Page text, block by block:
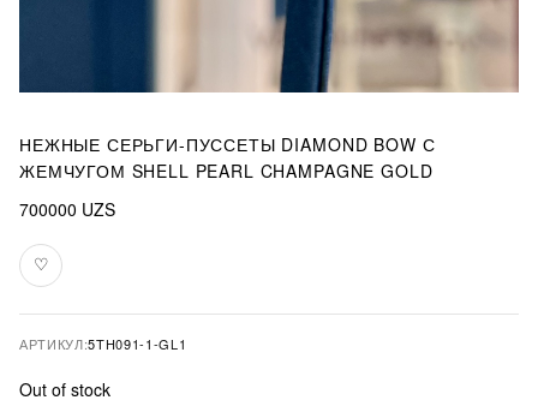
НЕЖНЫЕ СЕРЬГИ-ПУССЕТЫ DIAMOND BOW С
ЖЕМЧУГОМ SHELL PEARL CHAMPAGNE GOLD
700000 UZS
♡
В
избранное
АРТИКУЛ:5TH091-1-GL1
Out of stock